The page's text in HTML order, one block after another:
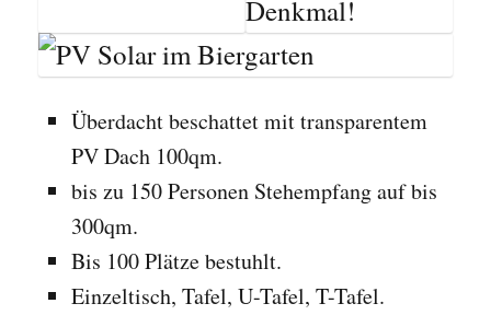
Überdacht beschattet mit transparentem
PV Dach 100qm.
bis zu 150 Personen Stehempfang auf bis
300qm.
Bis 100 Plätze bestuhlt.
Einzeltisch, Tafel, U-Tafel, T-Tafel.